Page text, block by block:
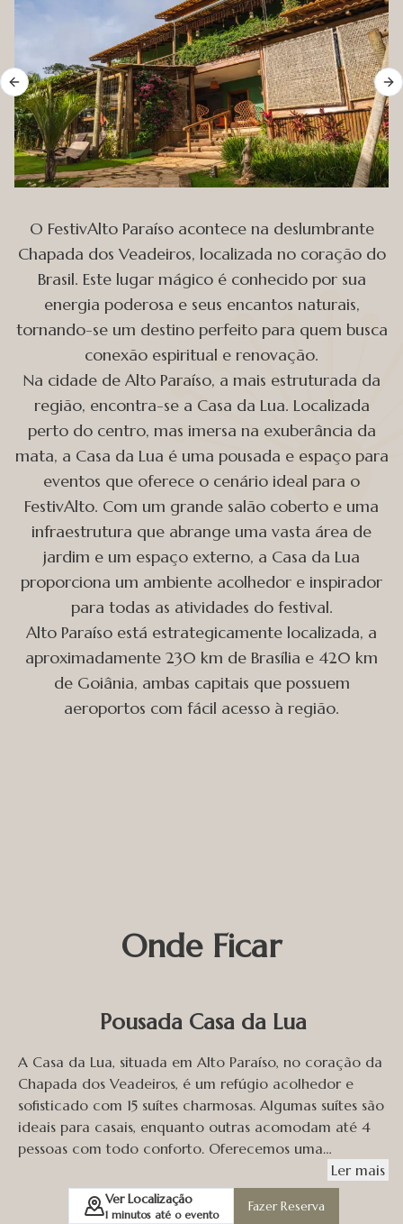
Previous slide
O FestivAlto Paraíso acontece na deslumbrante
Chapada dos Veadeiros, localizada no coração do
Brasil. Este lugar mágico é conhecido por sua
energia poderosa e seus encantos naturais,
tornando-se um destino perfeito para quem busca
conexão espiritual e renovação.
Na cidade de Alto Paraíso, a mais estruturada da
região, encontra-se a Casa da Lua. Localizada
perto do centro, mas imersa na exuberância da
mata, a Casa da Lua é uma pousada e espaço para
eventos que oferece o cenário ideal para o
FestivAlto. Com um grande salão coberto e uma
infraestrutura que abrange uma vasta área de
jardim e um espaço externo, a Casa da Lua
proporciona um ambiente acolhedor e inspirador
para todas as atividades do festival.
Alto Paraíso está estrategicamente localizada, a
aproximadamente 230 km de Brasília e 420 km
de Goiânia, ambas capitais que possuem
aeroportos com fácil acesso à região.
Onde Ficar
Pousada Casa da Lua
A Casa da Lua, situada em Alto Paraíso, no coração da
Chapada dos Veadeiros, é um refúgio acolhedor e
sofisticado com 15 suítes charmosas. Algumas suítes são
ideais para casais, enquanto outras acomodam até 4
pessoas com todo conforto. Oferecemos uma
experiência única de hospedagem que combina
conforto, tranquilidade e contato íntimo com a
natureza e também somos uma pousada pet friendly.
Ler mais
Ver Localização
1minutos até o evento
Fazer Reserva